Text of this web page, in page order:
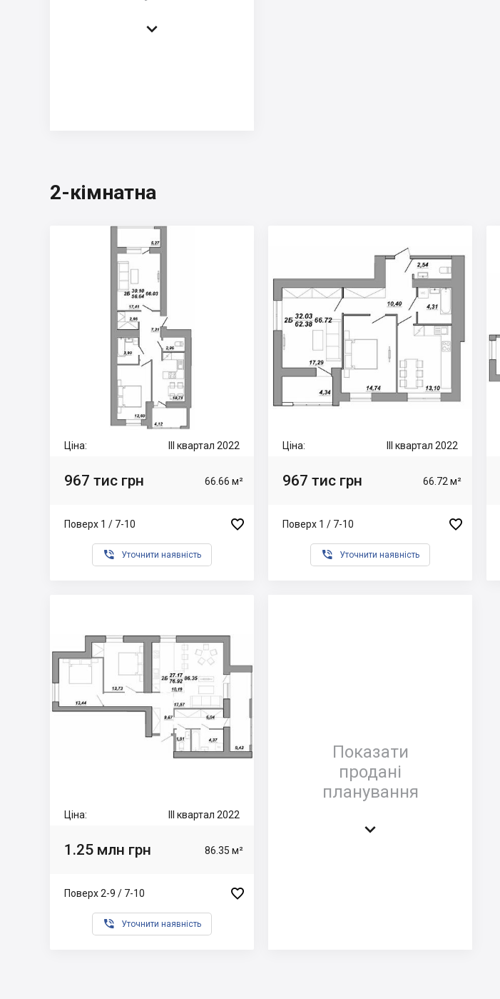

2-кімнатна
Ціна: III квартал 2022
967 тис грн 66.66 м²
Поверх 1 / 7-10 
 Уточнити наявність
Ціна: III квартал 2022
967 тис грн 66.72 м²
Поверх 1 / 7-10 
 Уточнити наявність
Ціна: III квартал 2022
1.25 млн грн 86.35 м²
Поверх 2-9 / 7-10 
 Уточнити наявність
Показати
продані
планування
